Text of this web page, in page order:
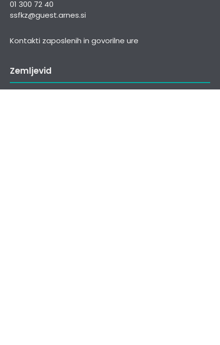
01 300 72 40
ssfkz@guest.arnes.si
Kontakti zaposlenih in govorilne ure
Zemljevid